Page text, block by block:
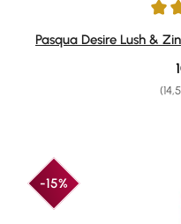
Durchschnittliche
Pasqua Desire Lush &
-15%